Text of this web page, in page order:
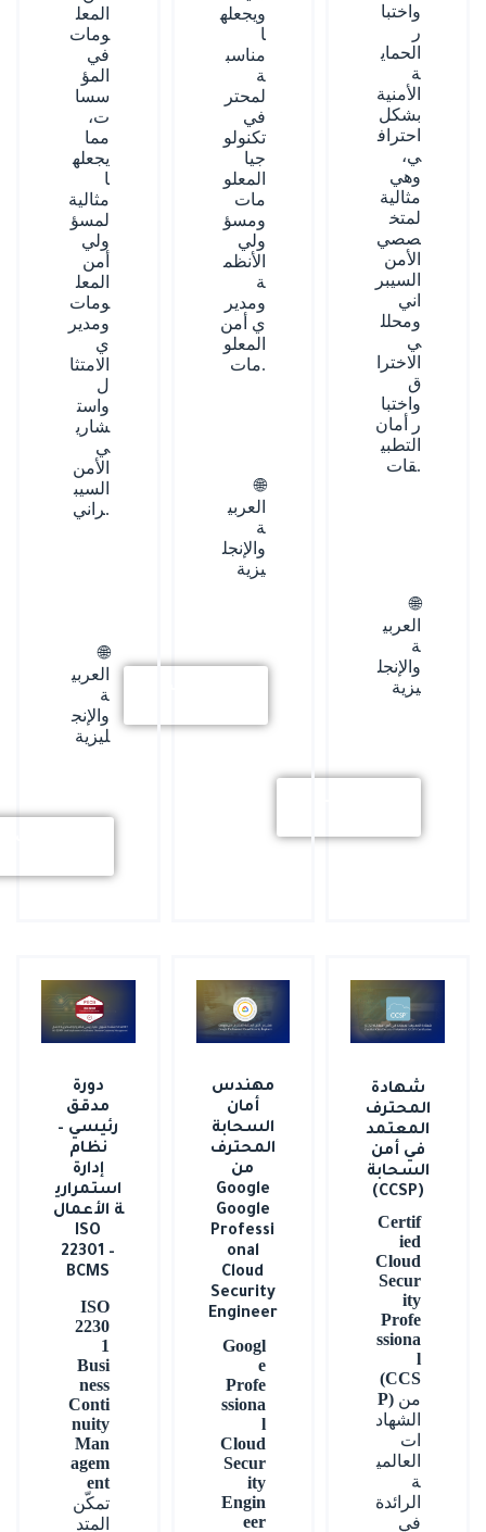
واختبا
ر
الحماي
ة
الأمنية
بشكل
احتراف
ي،
وهي
مثالية
لمتخ
صصي
الأمن
السيبر
اني
ومحلل
ي
الاخترا
ق
واختبا
ر أمان
التطبي
قات.
🌐
العربي
ة
والإنجل
يزية
ويجعله
ا
مناسب
ة
لمحتر
في
تكنولو
جيا
المعلو
مات
ومسؤ
ولي
الأنظم
ة
ومدير
ي أمن
المعلو
مات.
🌐
العربي
ة
والإنجل
يزية
المعل
ومات
في
المؤ
سسا
ت،
مما
يجعله
ا
مثالية
لمسؤ
ولي
أمن
المعل
ومات
ومدير
ي
الامتثا
ل
واست
شاري
ي
الأمن
السيب
راني.
🌐
العربي
ة
والإنج
ليزية
Certif
ied
Cloud
Secur
ity
Profe
ssiona
l
(CCS
P)
الشهاد
ات
العالمي
ة
الرائدة
في
شهادة
المحترف
المعتمد
في أمن
السحابة
(CCSP)
Googl
e
Profe
ssiona
l
Cloud
Secur
ity
Engin
eer
مهندس
أمان
السحابة
المحترف
من
Google
Google
Professi
onal
Cloud
Security
Engineer
ISO
2230
1
Busi
ness
Conti
nuity
Man
agem
ent
تمكّن
المتد
دورة
مدقق
رئيسي –
نظام
إدارة
استمراري
ة الأعمال
ISO
22301 –
BCMS